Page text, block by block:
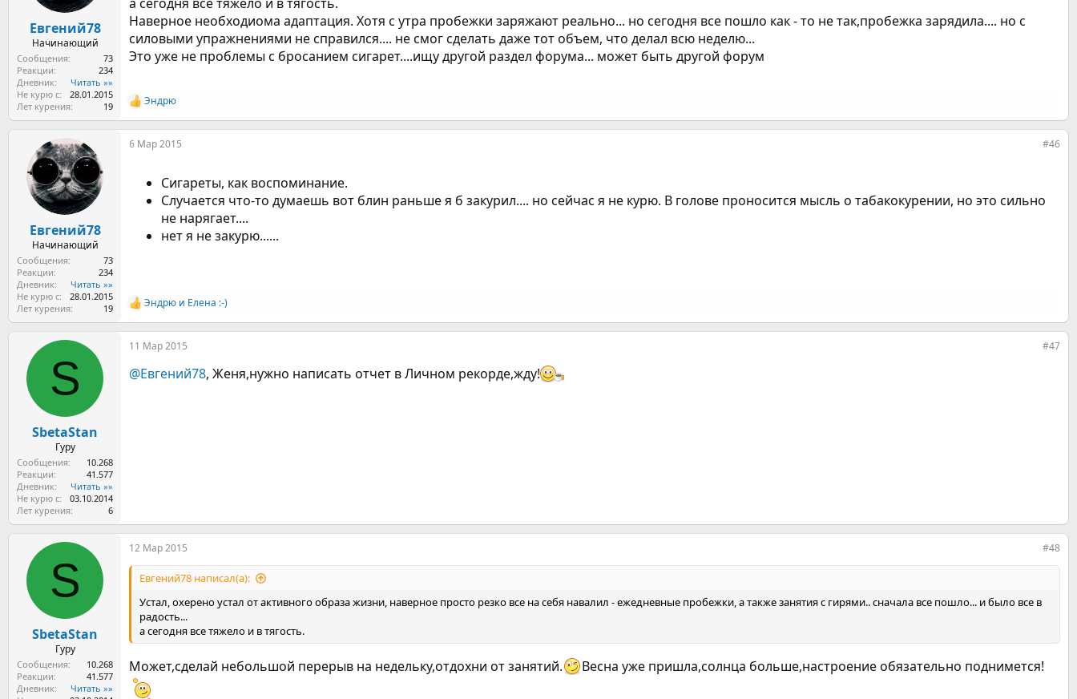
Евгений78
Начинающий
Сообщения
73
Реакции
234
Дневник
Читать »»
Не курю с
28.01.2015
Лет курения
19
Наверное необходиома адаптация. Хотя с утра пробежки заряжают реально... но сегодня все пошло как - то не так,пробежка зарядила.... но с
силовыми упражнениями не справился.... не смог сделать даже тот объем, что делал всю неделю...
Это уже не проблемы с бросанием сигарет....ищу другой раздел форума... может быть другой форум
Р
е
а
к
Эндрю
Евгений78
Начинающий
Сообщения
73
Реакции
234
Дневник
Читать »»
Не курю с
28.01.2015
Лет курения
19
6 Мар 2015 #46
Сигареты, как воспоминание.
Случается что-то думаешь вот блин раньше я б закурил.... но сейчас я не курю. В голове проносится мысль о табакокурении, но это сильно
не нарягает....
нет я не закурю......
Р
е
а
к
и
Эндрю и Елена :-)
S
SbetaStan
Гуру
Сообщения
10.268
Реакции
41.577
Дневник
Читать »»
Не курю с
03.10.2014
Лет курения
6
11 Мар 2015 #47
@Евгений78, Женя,нужно написать отчет в Личном рекорде,жду!
S
SbetaStan
Гуру
Сообщения
10.268
Реакции
41.577
Дневник
Читать »»
12 Мар 2015 #48
Евгений78 написал(а):
Устал, охерено устал от активного образа жизни, наверное просто резко все на себя навалил - ежедневные пробежки, а также занятия с гирями.. сначала все пошло... и было все в
радость...
а сегодня все тяжело и в тягость.
Может,сделай небольшой перерыв на недельку,отдохни от занятий. Весна уже пришла,солнца больше,настроение обязательно поднимется!